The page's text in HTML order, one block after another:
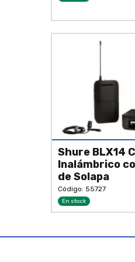
Shure BLX14
Inalámbrico
de Solapa
Código: 55727
En stock